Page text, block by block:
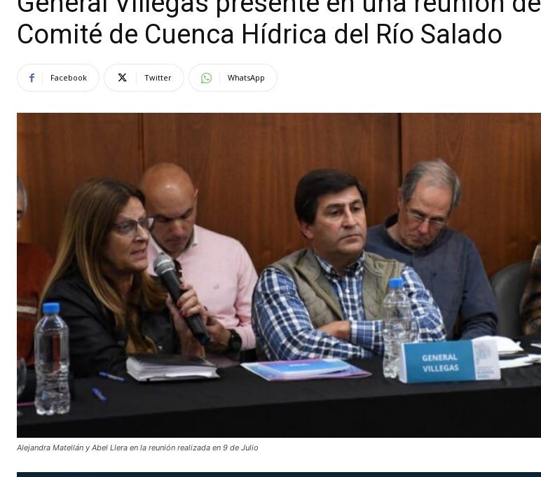
Comité de Cuenca Hídrica del Río Salado
Facebook Twitter WhatsApp
Alejandra Matellán y Abel Llera en la reunión realizada en 9 de Julio